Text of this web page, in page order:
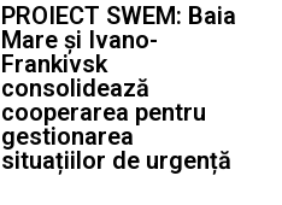
PROIECT SWEM: Baia
Mare și Ivano-
Frankivsk
consolidează
cooperarea pentru
gestionarea
situațiilor de urgență